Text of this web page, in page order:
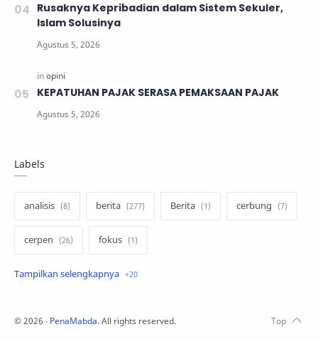
Rusaknya Kepribadian dalam Sistem Sekuler,
Islam Solusinya
KEPATUHAN PAJAK SERASA PEMAKSAAN PAJAK
Labels
analisis berita Berita cerbung
cerpen fokus
hukum internasional
©2026 ‧ PenaMabda. All rights reserved.